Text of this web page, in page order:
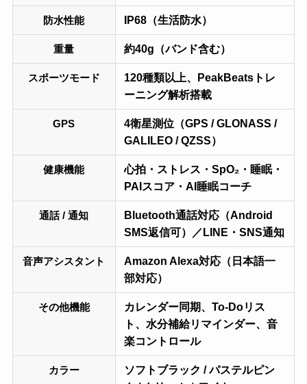
防水性能 IP68（生活防水）
重量 約40g（バンド含む）
スポーツモード
120種類以上、PeakBeatsトレ
ーニング解析搭載
GPS
4衛星測位（GPS / GLONASS /
GALILEO / QZSS）
健康機能
心拍・ストレス・SpO₂・睡眠・
PAIスコア・AI睡眠コーチ
通話 / 通知
Bluetooth通話対応（Android
SMS返信可）／LINE・SNS通知
音声アシスタント
Amazon Alexa対応（日本語一
部対応）
その他機能
カレンダー同期、To-Doリス
ト、水分補給リマインダー、音
楽コントロール
カラー
ソフトブラック / パステルピン